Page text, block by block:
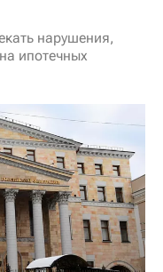
нарушения,
ипотечных